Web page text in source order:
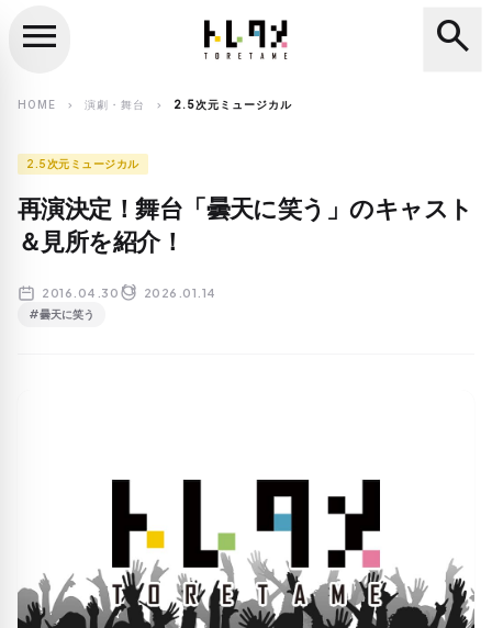
search
menu search
HOME chevron_right 演劇・舞台 chevron_right 2.5次元ミュージカル
2.5次元ミュージカル
再演決定！舞台「曇天に笑う」のキャスト
＆見所を紹介！
2016.04.30 2026.01.14
#曇天に笑う